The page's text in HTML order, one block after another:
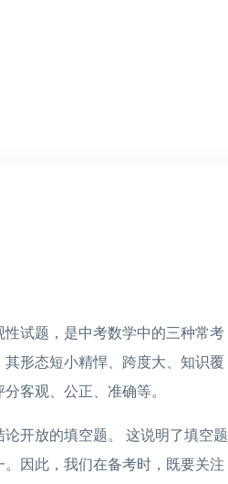
试题，是中考数学中的三种常考
形态短小精悍、跨度大、知识覆
客观、公正、准确等。
开放的填空题。 这说明了填空题
因此，我们在备考时，既要关注